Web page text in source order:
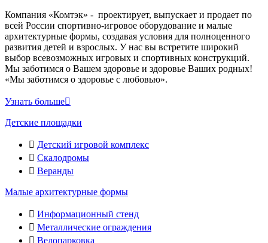
Компания «Комтэк» - проектирует, выпускает и продает по
всей России спортивно-игровое оборудование и малые
архитектурные формы, создавая условия для полноценного
развития детей и взрослых. У нас вы встретите широкий
выбор всевозможных игровых и спортивных конструкций.
Мы заботимся о Вашем здоровье и здоровье Ваших родных!
«Мы заботимся о здоровье с любовью».
Узнать больше
Детские площадки
Детский игровой комплекс
Скалодромы
Веранды
Малые архитектурные формы
Информационный стенд
Металлические ограждения
Велопарковка